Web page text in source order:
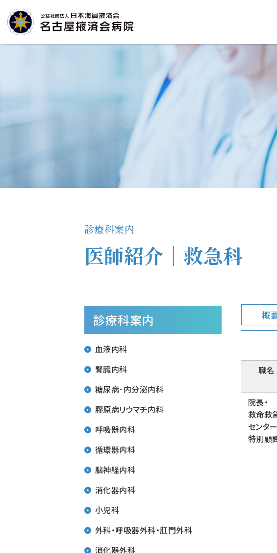
診療科案内
医師紹介｜救急科
診療科案内
血液内科
腎臓内科
糖尿病･内分泌内科
膠原病リウマチ内科
呼吸器内科
循環器内科
脳神経内科
消化器内科
小児科
外科・呼吸器外科・肛門外科
消化器外科
概
職名
院長・
救命救
センター
特別顧